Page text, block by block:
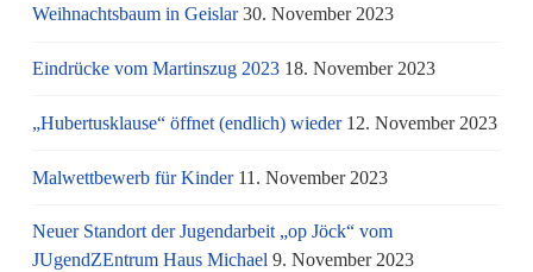
Weihnachtsbaum in Geislar 30. November 2023
Eindrücke vom Martinszug 2023 18. November 2023
„Hubertusklause“ öffnet (endlich) wieder 12. November 2023
Malwettbewerb für Kinder 11. November 2023
Neuer Standort der Jugendarbeit „op Jöck“ vom
JUgendZEntrum Haus Michael 9. November 2023